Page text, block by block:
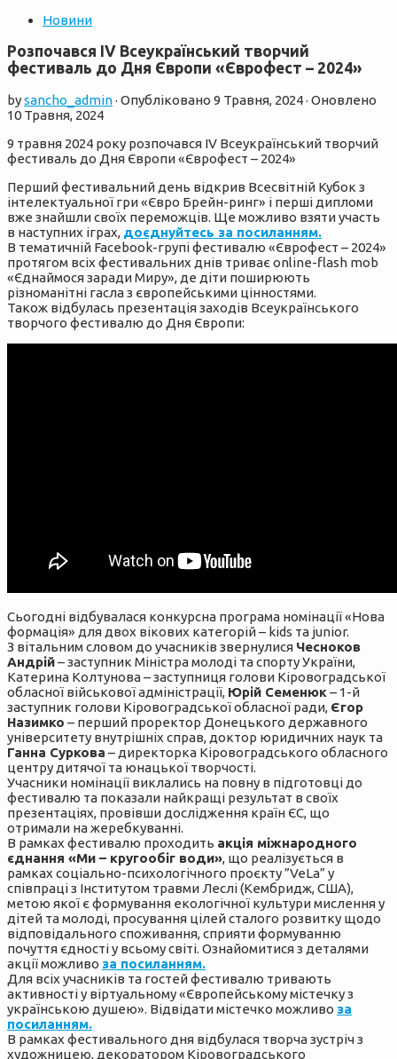
Новини
Розпочався ІV Всеукраїнський творчий
фестиваль до Дня Європи «Єврофест – 2024»
bysancho_admin· Опубліковано 9 Травня, 2024· Оновлено
10 Травня, 2024
9 травня 2024 року розпочався ІV Всеукраїнський творчий
фестиваль до Дня Європи «Єврофест – 2024»
Перший фестивальний день відкрив Всесвітній Кубок з
інтелектуальної гри «Євро Брейн-ринг» і перші дипломи
вже знайшли своїх переможців. Ще можливо взяти участь
в наступних іграх, доєднуйтесь за посиланням.
В тематичній Facebook-групі фестивалю «Єврофест – 2024»
протягом всіх фестивальних днів триває online-flash mob
«Єднаймося заради Миру», де діти поширюють
різноманітні гасла з європейськими цінностями.
Також відбулась презентація заходів Всеукраїнського
творчого фестивалю до Дня Європи:
Сьогодні відбувалася конкурсна програма номінації «Нова
формація» для двох вікових категорій – kids та junior.
З вітальним словом до учасників звернулися Чесноков
Андрій– заступник Міністра молоді та спорту України,
Катерина Колтунова – заступниця голови Кіровоградської
обласної військової адміністрації, Юрій Семенюк– 1-й
заступник голови Кіровоградської обласної ради, Єгор
Назимко – перший проректор Донецького державного
університету внутрішніх справ, доктор юридичних наук та
Ганна Суркова – директорка Кіровоградського обласного
центру дитячої та юнацької творчості.
Учасники номінації виклались на повну в підготовці до
фестивалю та показали найкращі результат в своїх
презентаціях, провівши дослідження країн ЄС, що
отримали на жеребкуванні.
В рамках фестивалю проходить акція міжнародного
єднання «Ми – кругообіг води», що реалізується в
рамках соціально-психологічного проєкту ”VeLa” у
співпраці з Інститутом травми Леслі (Кембридж, США),
метою якої є формування екологічної культури мислення у
дітей та молоді, просування цілей сталого розвитку щодо
відповідального споживання, сприяти формуванню
почуття єдності у всьому світі. Ознайомитися з деталями
акції можливо за посиланням.
Для всіх учасників та гостей фестивалю тривають
активності у віртуальному «Європейському містечку з
українською душею». Відвідати містечко можливо за
посиланням.
В рамках фестивального дня відбулася творча зустріч з
художницею, декоратором Кіровоградського